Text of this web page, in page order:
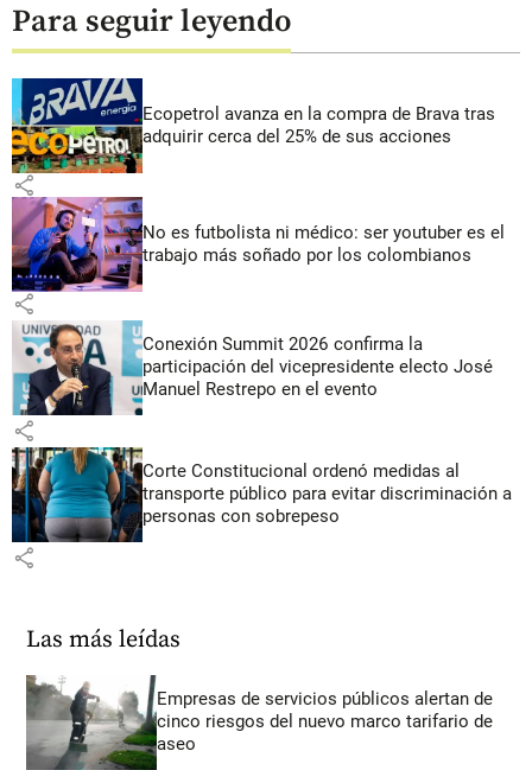
Para seguir leyendo
Ecopetrol avanza en la compra de Brava tras
adquirir cerca del 25% de sus acciones
share
No es futbolista ni médico: ser youtuber es el
trabajo más soñado por los colombianos
share
Conexión Summit 2026 confirma la
participación del vicepresidente electo José
Manuel Restrepo en el evento
share
Corte Constitucional ordenó medidas al
transporte público para evitar discriminación a
personas con sobrepeso
share
Las más leídas
Empresas de servicios públicos alertan de
cinco riesgos del nuevo marco tarifario de
aseo